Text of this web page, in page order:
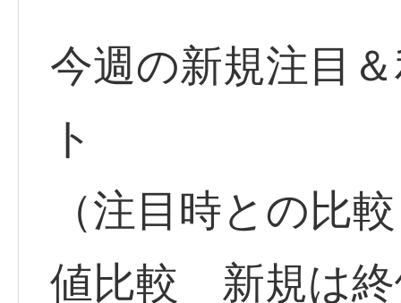
今週の新規注目
ト
（注目時との比
値比較 新規は